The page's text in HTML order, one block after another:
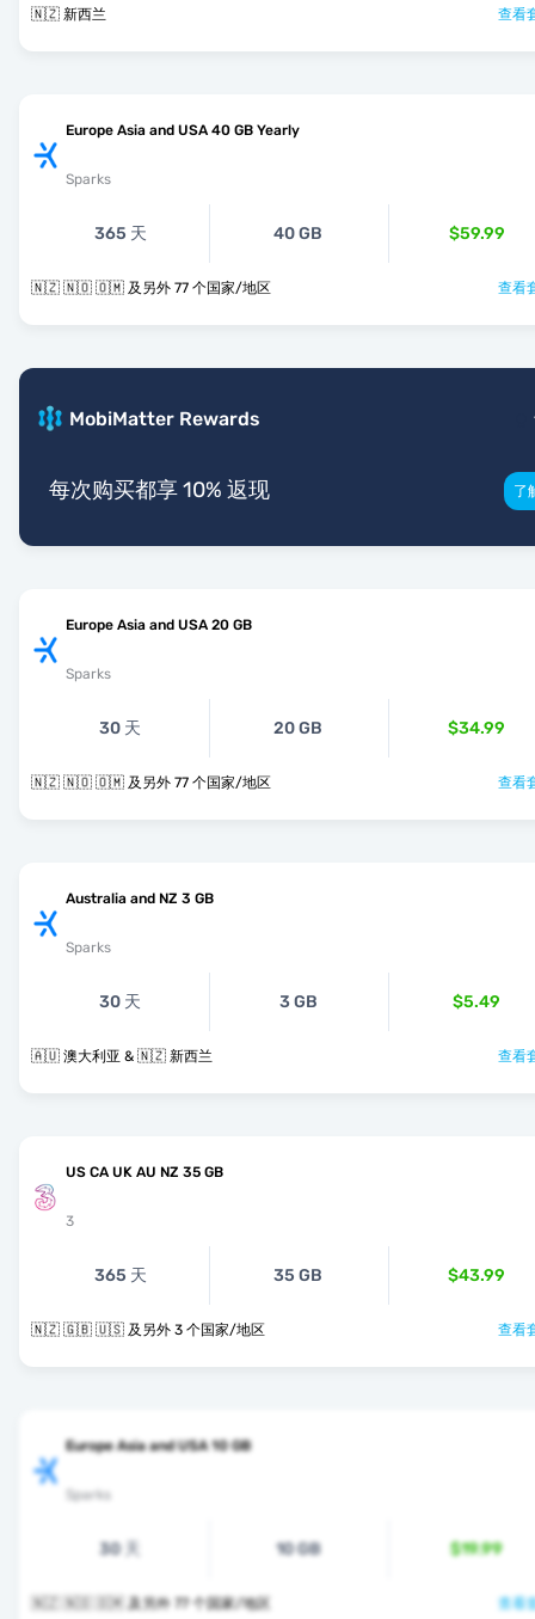
🇳🇿 新西兰 查看
Europe Asia and USA 40 GB Yearly
Sparks
365 天 40 GB $59.99
🇳🇿 🇳🇴 🇴🇲 及另外 77 个国家/地区 查看
MobiMatter Rewards
每次购买都享 10% 返现 了
Europe Asia and USA 20 GB
Sparks
30 天 20 GB $34.99
🇳🇿 🇳🇴 🇴🇲 及另外 77 个国家/地区 查看
Australia and NZ 3 GB
Sparks
30 天 3 GB $5.49
🇦🇺 澳大利亚 & 🇳🇿 新西兰 查看
US CA UK AU NZ 35 GB
3
365 天 35 GB $43.99
🇳🇿 🇬🇧 🇺🇸 及另外 3 个国家/地区 查看
Europe Asia and USA 10 GB
Sparks
30 天 10 GB $19.99
🇳🇿 🇳🇴 🇴🇲 及另外 77 个国家/地区 查看